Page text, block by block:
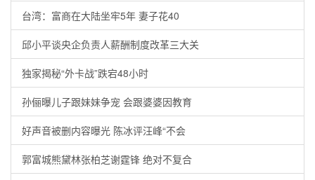
台湾：富商在大陆坐牢5年 妻子花40
邱小平谈央企负责人薪酬制度改革三大关
独家揭秘“外卡战”跌宕48小时
孙俪曝儿子跟妹妹争宠 会跟婆婆因教育
好声音被删内容曝光 陈冰评汪峰“不会
郭富城熊黛林张柏芝谢霆锋 绝对不复合